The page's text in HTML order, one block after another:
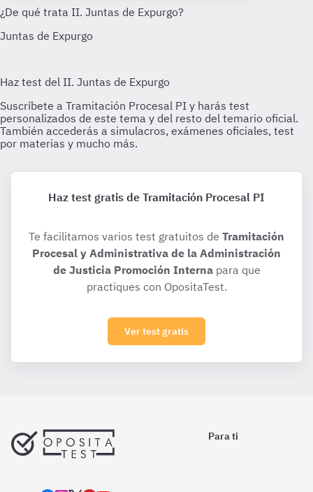
Haz test gratis de Tramitación Procesal PI
Te facilitamos varios test gratuitos de Tramitación
Procesal y Administrativa de la Administración
de Justicia Promoción Internapara que
practiques con OpositaTest.
Ver test gratis
Para ti